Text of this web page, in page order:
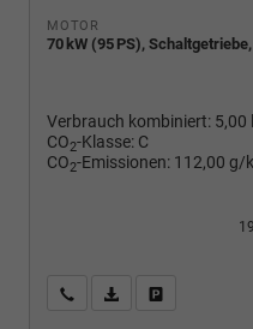
MOTOR
70 kW (95 PS),
Verbrauch kombiniert: 5,00
CO2-Klasse: C
CO2-Emissionen: 112,00 g/
Wir rufen Sie an
PDF-